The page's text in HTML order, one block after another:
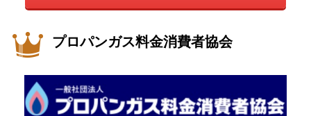
プロパンガス料金消費者協会